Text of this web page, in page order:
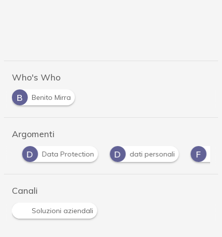
Who's Who
B
Benito Mirra
Argomenti
D
Data Protection D dati personali F
Canali
Soluzioni aziendali